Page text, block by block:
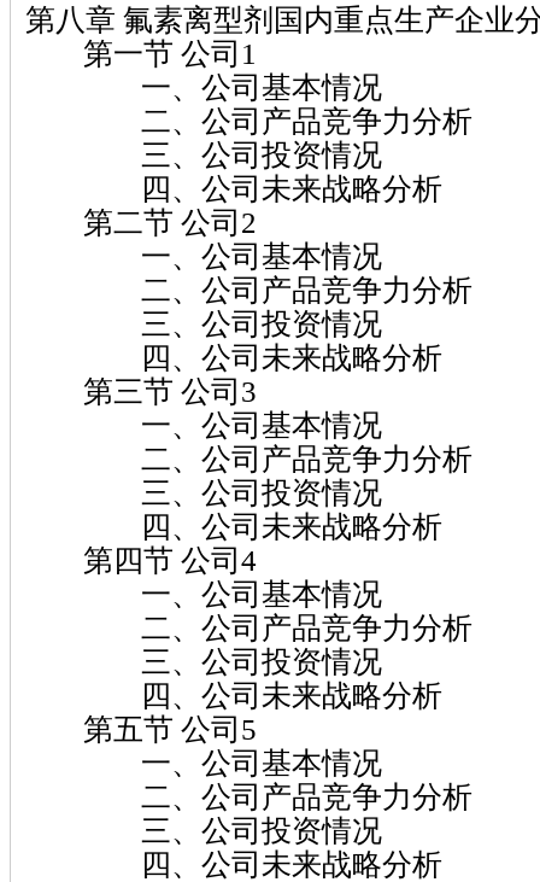
第八章 氟素离型剂国内重点生产企业
第一节 公司1
一、公司基本情况
二、公司产品竞争力分析
三、公司投资情况
四、公司未来战略分析
第二节 公司2
一、公司基本情况
二、公司产品竞争力分析
三、公司投资情况
四、公司未来战略分析
第三节 公司3
一、公司基本情况
二、公司产品竞争力分析
三、公司投资情况
四、公司未来战略分析
第四节 公司4
一、公司基本情况
二、公司产品竞争力分析
三、公司投资情况
四、公司未来战略分析
第五节 公司5
一、公司基本情况
二、公司产品竞争力分析
三、公司投资情况
四、公司未来战略分析